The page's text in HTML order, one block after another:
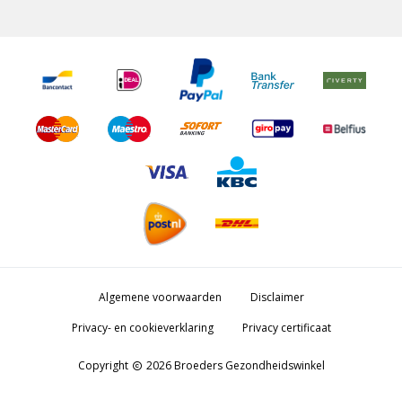
Algemene voorwaarden
Disclaimer
Privacy- en cookieverklaring
Privacy certificaat
Copyright copyright 2026 Broeders Gezondheidswinkel